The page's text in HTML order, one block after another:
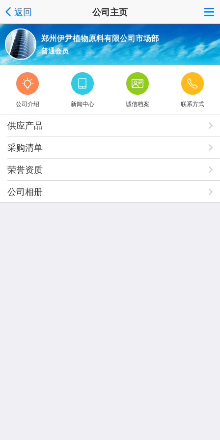
返回 公司主页
郑州伊尹植物原料有限公司市场部
普通会员
公司介绍 新闻中心 诚信档案 联系方式
供应产品
采购清单
荣誉资质
公司相册